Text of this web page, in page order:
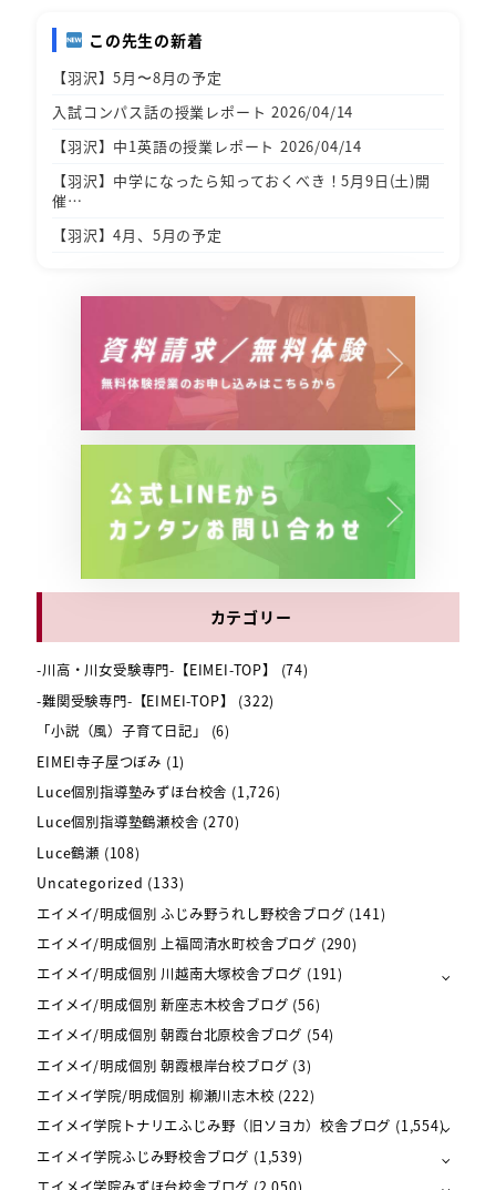
この先生の新着
【羽沢】5月〜8月の予定
入試コンパス話の授業レポート 2026/04/14
【羽沢】中1英語の授業レポート 2026/04/14
【羽沢】中学になったら知っておくべき！5月9日(土)開
催…
【羽沢】4月、5月の予定
カテゴリー
-川高・川女受験専門-【EIMEI-TOP】
(74)
-難関受験専門-【EIMEI-TOP】
(322)
「小説（風）子育て日記」
(6)
EIMEI寺子屋つぼみ (1)
Luce個別指導塾みずほ台校舎 (1,726)
Luce個別指導塾鶴瀬校舎 (270)
Luce鶴瀬 (108)
Uncategorized (133)
エイメイ/明成個別 ふじみ野うれし野校舎ブログ (141)
エイメイ/明成個別 上福岡清水町校舎ブログ (290)
エイメイ/明成個別 川越南大塚校舎ブログ (191)
エイメイ/明成個別 新座志木校舎ブログ (56)
エイメイ/明成個別 朝霞台北原校舎ブログ (54)
エイメイ/明成個別 朝霞根岸台校ブログ (3)
エイメイ学院/明成個別 柳瀬川志木校 (222)
エイメイ学院トナリエふじみ野（旧ソヨカ）校舎ブログ (1,554)
エイメイ学院ふじみ野校舎ブログ (1,539)